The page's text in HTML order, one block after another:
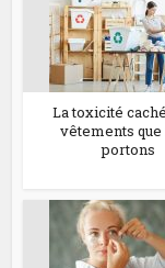
La toxicité
vêtements que
portons